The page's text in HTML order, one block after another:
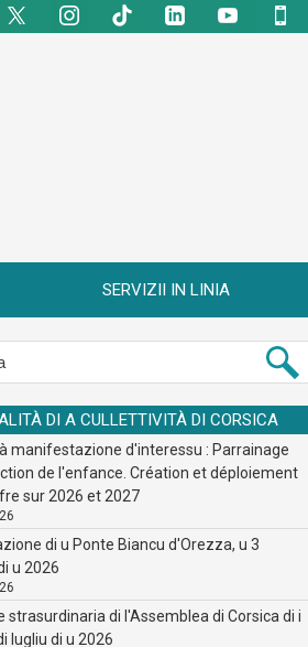
SERVIZII IN LINIA
DI A CULLETTIVITÀ DI CORSICA
manifestazione d'interessu : Parrainage
de l'enfance. Création et déploiement
sur 2026 et 2027
di u Ponte Biancu d'Orezza, u 3
u 2026
strasurdinaria di l'Assemblea di Corsica di i
lugliu di u 2026